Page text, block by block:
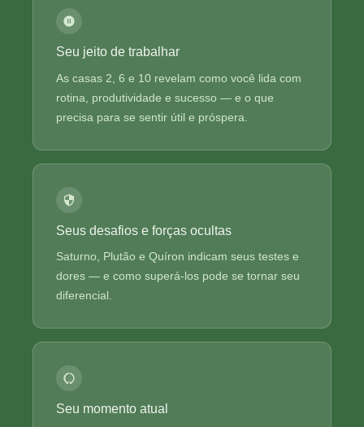
Seu jeito de trabalhar
As casas 2, 6 e 10 revelam como você lida com
rotina, produtividade e sucesso — e o que
precisa para se sentir útil e próspera.
Seus desafios e forças ocultas
Saturno, Plutão e Quíron indicam seus testes e
dores — e como superá-los pode se tornar seu
diferencial.
Seu momento atual